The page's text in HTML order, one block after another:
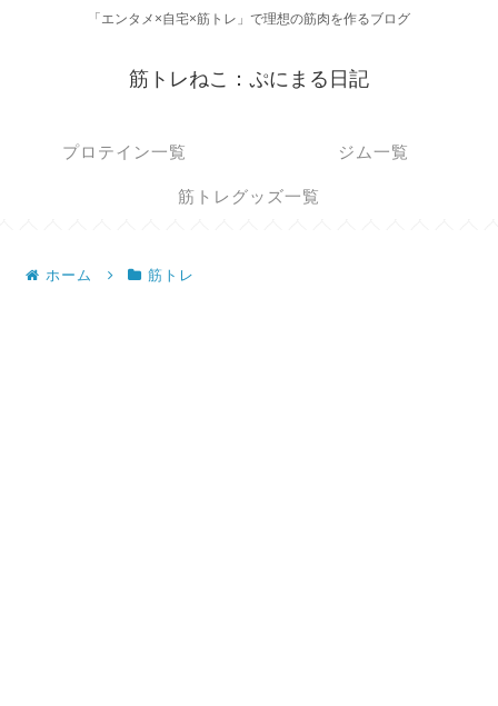
「エンタメ×自宅×筋トレ」で理想の筋肉を作るブログ
筋トレねこ：ぷにまる日記
プロテイン一覧 ジム一覧
筋トレグッズ一覧
ホーム 筋トレ